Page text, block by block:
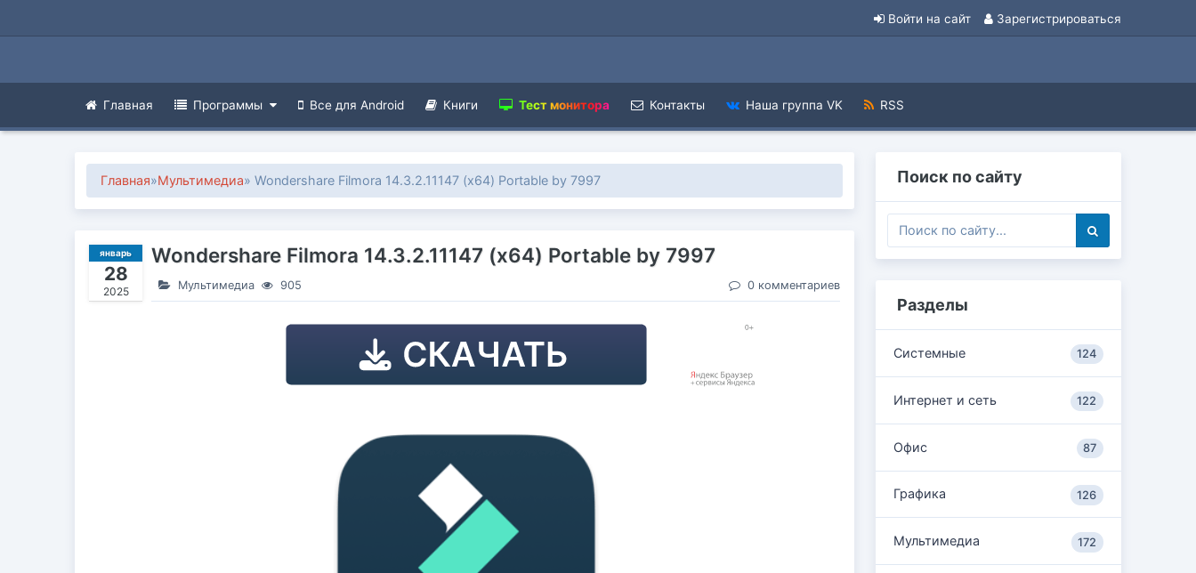
Войти на сайт Зарегистрироваться
Главная Программы Все для Android Книги Тест монитора Контакты Наша группа VK RSS
Главная»Мультимедиа» Wondershare Filmora 14.3.2.11147 (x64) Portable by 7997
январь
28
2025
Wondershare Filmora 14.3.2.11147 (x64) Portable by 7997
Мультимедиа 905 0 комментариев
Поиск по сайту
Разделы
Системные 124
Интернет и сеть 122
Офис 87
Графика 126
Мультимедиа 172